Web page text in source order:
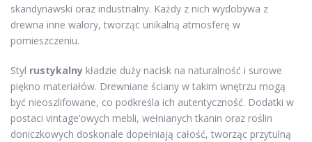
skandynawski oraz industrialny. Każdy z nich wydobywa z
drewna inne walory, tworząc unikalną atmosferę w
pomieszczeniu.
Styl rustykalny kładzie duży nacisk na naturalność i surowe
piękno materiałów. Drewniane ściany w takim wnętrzu mogą
być nieoszlifowane, co podkreśla ich autentyczność. Dodatki w
postaci vintage’owych mebli, wełnianych tkanin oraz roślin
doniczkowych doskonale dopełniają całość, tworząc przytulną